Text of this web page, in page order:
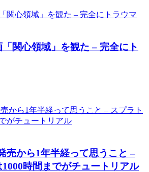
「関心領域」を観た – 完全にト
売から1年半経って思うこと –
時間までがチュートリアル